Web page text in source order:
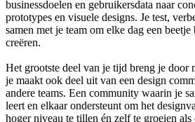
businessdoelen en gebruikersdata naar
prototypes en visuele designs. Je test,
samen met je team om elke dag een
creëren.
Het grootste deel van je tijd breng je door
je maakt ook deel uit van een design
andere teams. Een community waarin je
leert en elkaar ondersteunt om het
hoger niveau te tillen én zelf te groeien als